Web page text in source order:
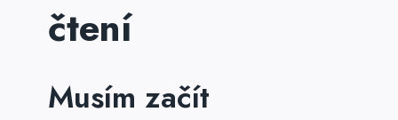
čtení
Musím začít